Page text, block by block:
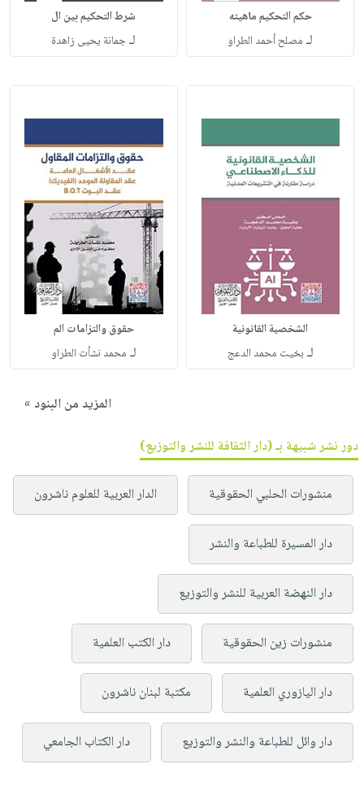
حكم التحكيم ماهيته
لـ مصلح أحمد الطراو
شرط التحكيم بين ال
لـجمانة يحيى زاهدة
الشخصية القانونية
لـ بخيت محمد الدعج
حقوق والتزامات الم
لـ محمد نشأت الطراو
المزيد من البنود »
دور نشر شبيهة بـ (دار الثقافة للنشر والتوزيع)
منشورات الحلبي الحقوقية الدار العربية للعلوم ناشرون
دار المسيرة للطباعة والنشر
دار النهضة العربية للنشر والتوزيع
منشورات زين الحقوقية دار الكتب العلمية
دار اليازوري العلمية مكتبة لبنان ناشرون
دار وائل للطباعة والنشر والتوزيع دار الكتاب الجامعي